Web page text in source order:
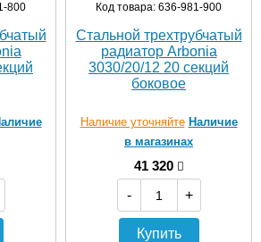
800
Код товара: 636-981-900
Стальной трехтрубчатый
радиатор Arbonia
3030/20/12 20 секций
боковое
Наличие уточняйте Наличие
в магазинах
41 320
-
+
Купить